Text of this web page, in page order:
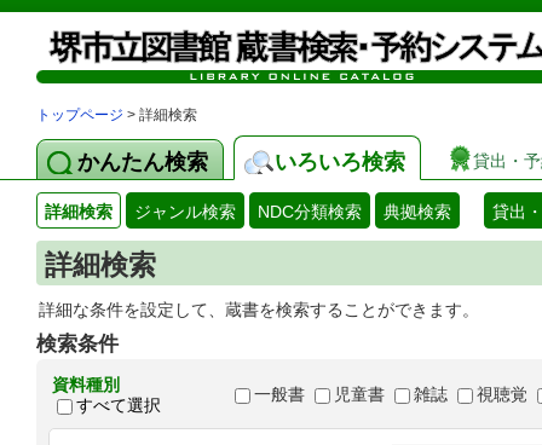
トップページ > 詳細検索
かんたん検索 いろいろ検索 貸出・
詳細検索 ジャンル検索 NDC分類検索 典拠検索 貸出
詳細検索
詳細な条件を設定して、蔵書を検索することができます。
検索条件
資料種別
すべて選択
一般書 児童書 雑誌 視聴覚